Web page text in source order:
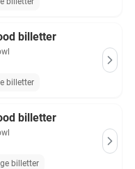
billetter
billetter
billetter
billetter